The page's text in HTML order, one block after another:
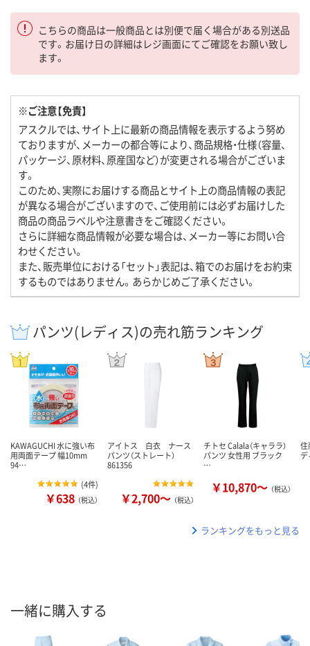
こちらの商品は一般商品とは別便で届く場合がある別送品
です。お届け日の詳細はレジ画面にてご確認をお願い致し
ます。
※ご注意【免責】
アスクルでは、サイト上に最新の商品情報を表示するよう努め
ておりますが、メーカーの都合等により、商品規格・仕様（容量、
パッケージ、原材料、原産国など）が変更される場合がございま
す。
このため、実際にお届けする商品とサイト上の商品情報の表記
が異なる場合がございますので、ご使用前には必ずお届けした
商品の商品ラベルや注意書きをご確認ください。
さらに詳細な商品情報が必要な場合は、メーカー等にお問い合
わせください。
また、販売単位における「セット」表記は、箱でのお届けをお約束
するものではありません。あらかじめご了承ください。
パンツ(レディス)の売れ筋ランキング
KAWAGUCHI 水に強い布
用両面テープ 幅10mm
94…
(4件)
￥638 （税込）
アイトス 白衣 ナース
パンツ（ストレート）
861356
￥2,700～ （税込）
チトセ Calala（キャララ）
パンツ 女性用 ブラック
…
￥10,870～ （税込）
住
ランキングをもっと見る
一緒に購入する